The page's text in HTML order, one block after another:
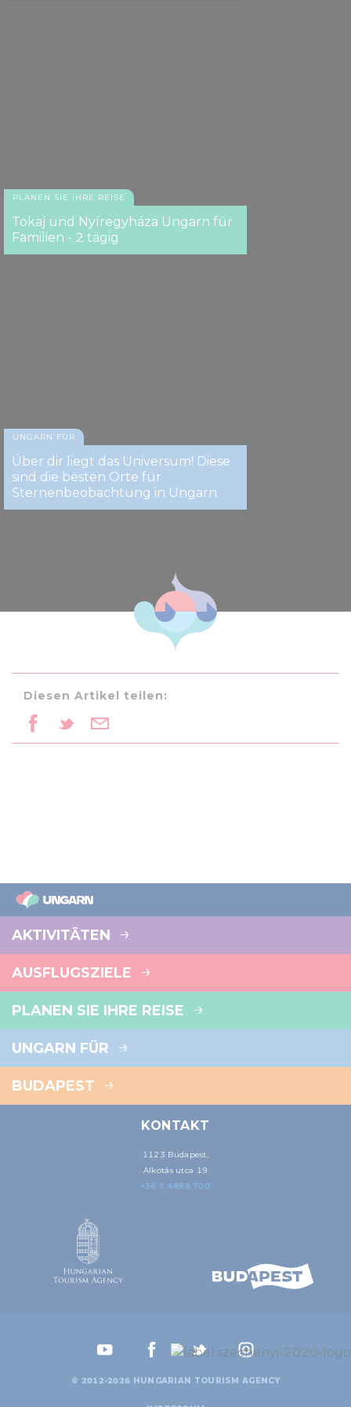
PLANEN SIE IHRE REISE
Tokaj und Nyíregyháza Ungarn für
Familien - 2 tägig
UNGARN FÜR
Über dir liegt das Universum! Diese
sind die besten Orte für
Sternenbeobachtung in Ungarn
Diesen Artikel teilen:
AKTIVITÄTEN
AUSFLUGSZIELE
PLANEN SIE IHRE REISE
UNGARN FÜR
BUDAPEST
KONTAKT
1123 Budapest,
Alkotás utca 19
+36 1 4888 700
© 2012-2026 HUNGARIAN TOURISM AGENCY